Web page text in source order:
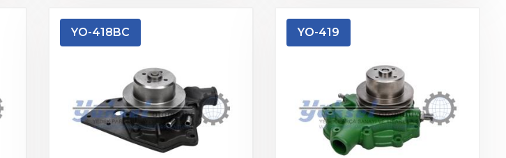
YO-418BC YO-419